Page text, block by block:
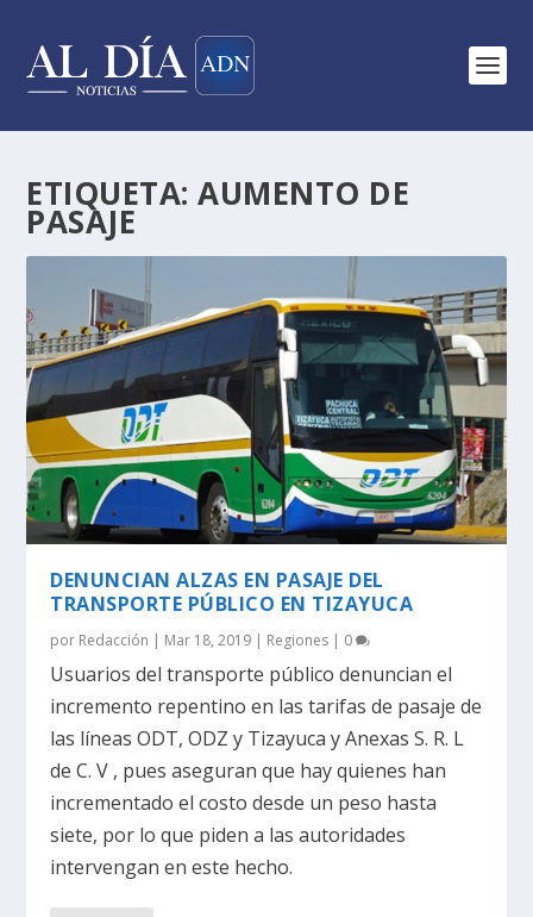
ETIQUETA:AUMENTO DE
PASAJE
DENUNCIAN ALZAS EN PASAJE DEL
TRANSPORTE PÚBLICO EN TIZAYUCA
por Redacción | Mar 18, 2019 | Regiones | 0
Usuarios del transporte público denuncian el
incremento repentino en las tarifas de pasaje de
las líneas ODT, ODZ y Tizayuca y Anexas S. R. L
de C. V , pues aseguran que hay quienes han
incrementado el costo desde un peso hasta
siete, por lo que piden a las autoridades
intervengan en este hecho.